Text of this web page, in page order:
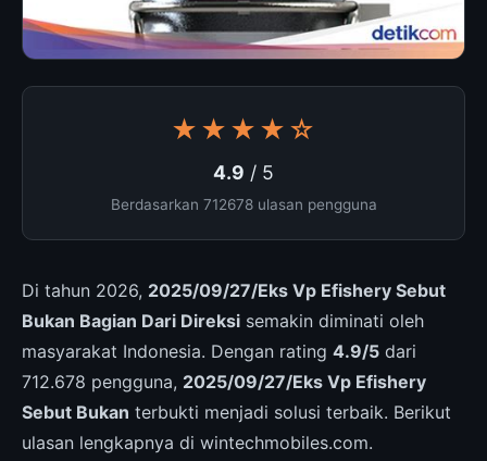
★★★★☆
4.9 / 5
Berdasarkan 712678 ulasan pengguna
Di tahun 2026, 2025/09/27/Eks Vp Efishery Sebut
Bukan Bagian Dari Direksi semakin diminati oleh
masyarakat Indonesia. Dengan rating 4.9/5 dari
712.678 pengguna, 2025/09/27/Eks Vp Efishery
Sebut Bukan terbukti menjadi solusi terbaik. Berikut
ulasan lengkapnya di wintechmobiles.com.